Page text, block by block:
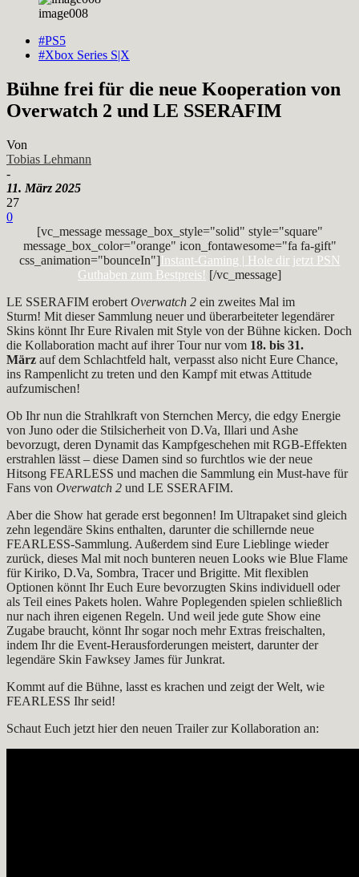
image008
#PS5
#Xbox Series S|X
Bühne frei für die neue Kooperation von
Overwatch 2 und LE SSERAFIM
Von
Tobias Lehmann
-
11. März 2025
27
0
[vc_message message_box_style="solid" style="square"
message_box_color="orange" icon_fontawesome="fa fa-gift"
css_animation="bounceIn"]Instant-Gaming | Hole dir jetzt PSN
Guthaben zum Bestpreis! [/vc_message]
LE SSERAFIM erobert Overwatch 2 ein zweites Mal im
Sturm! Mit dieser Sammlung neuer und überarbeiteter legendärer
Skins könnt Ihr Eure Rivalen mit Style von der Bühne kicken. Doch
die Kollaboration macht auf ihrer Tour nur vom 18. bis 31.
März auf dem Schlachtfeld halt, verpasst also nicht Eure Chance,
ins Rampenlicht zu treten und den Kampf mit etwas Attitude
aufzumischen!
Ob Ihr nun die Strahlkraft von Sternchen Mercy, die edgy Energie
von Juno oder die Stilsicherheit von D.Va, Illari und Ashe
bevorzugt, deren Dynamit das Kampfgeschehen mit RGB-Effekten
erstrahlen lässt – diese Damen sind so furchtlos wie der neue
Hitsong FEARLESS und machen die Sammlung ein Must-have für
Fans von Overwatch 2 und LE SSERAFIM.
Aber die Show hat gerade erst begonnen! Im Ultrapaket sind gleich
zehn legendäre Skins enthalten, darunter die schillernde neue
FEARLESS-Sammlung. Außerdem sind Eure Lieblinge wieder
zurück, dieses Mal mit noch bunteren neuen Looks wie Blue Flame
für Kiriko, D.Va, Sombra, Tracer und Brigitte. Mit flexiblen
Optionen könnt Ihr Euch Eure bevorzugten Skins individuell oder
als Teil eines Pakets holen. Wahre Poplegenden spielen schließlich
nur nach ihren eigenen Regeln. Und weil jede gute Show eine
Zugabe braucht, könnt Ihr sogar noch mehr Extras freischalten,
indem Ihr die Event-Herausforderungen meistert, darunter der
legendäre Skin Fawksey James für Junkrat.
Kommt auf die Bühne, lasst es krachen und zeigt der Welt, wie
FEARLESS Ihr seid!
Schaut Euch jetzt hier den neuen Trailer zur Kollaboration an: